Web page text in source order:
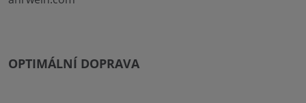
OPTIMÁLNÍ DOPRAVA